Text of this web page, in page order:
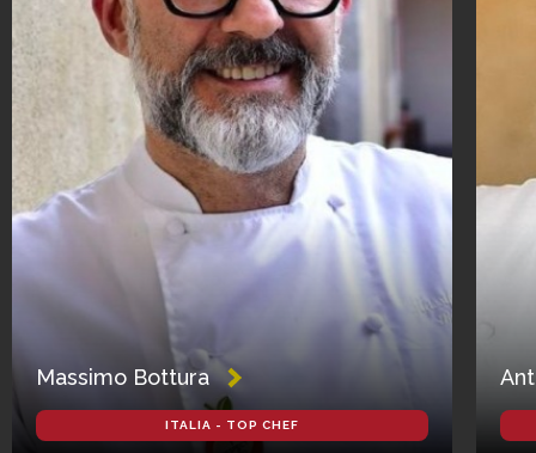
Massimo Bottura
ITALIA - TOP CHEF